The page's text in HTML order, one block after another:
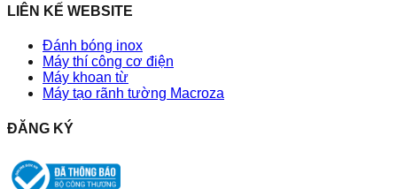
LIÊN KẾ WEBSITE
Đánh bóng inox
Máy thí công cơ điện
Máy khoan từ
Máy tạo rãnh tường Macroza
ĐĂNG KÝ